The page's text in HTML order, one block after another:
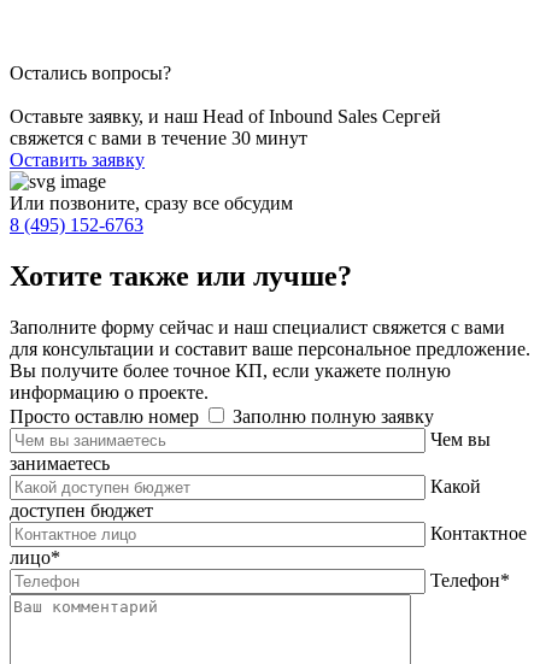
Остались вопросы?
Оставьте заявку, и наш Head of Inbound Sales Сергей
свяжется с вами в течение 30 минут
Оставить заявку
Или позвоните, сразу все обсудим
8 (495) 152-6763
Хотите также или лучше?
Заполните форму сейчас и наш специалист свяжется с вами
для консультации и составит ваше персональное предложение.
Вы получите более точное КП, если укажете полную
информацию о проекте.
Просто оставлю номер
Заполню полную заявку
Чем вы
занимаетесь
Какой
доступен бюджет
Контактное
лицо*
Телефон*